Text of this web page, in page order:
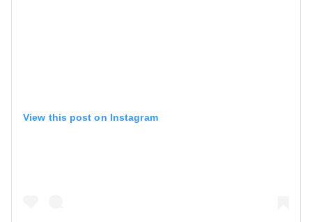
View this post on Instagram